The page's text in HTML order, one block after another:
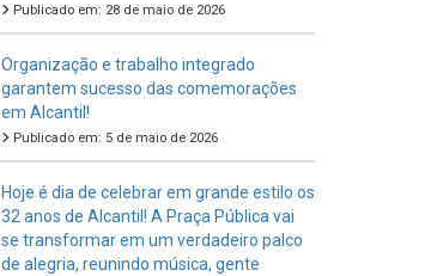
Publicado em: 28 de maio de 2026
Organização e trabalho integrado
garantem sucesso das comemorações
em Alcantil!
Publicado em: 5 de maio de 2026
Hoje é dia de celebrar em grande estilo os
32 anos de Alcantil! A Praça Pública vai
se transformar em um verdadeiro palco
de alegria, reunindo música, gente